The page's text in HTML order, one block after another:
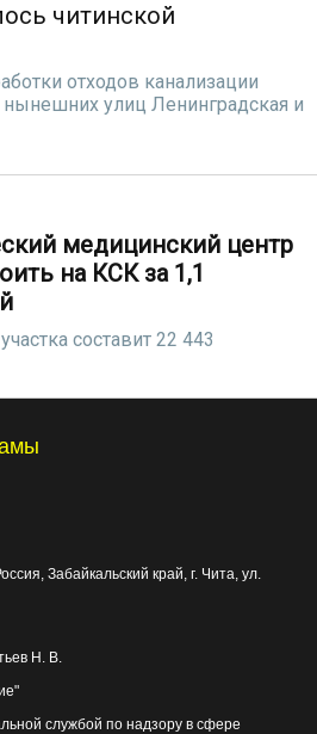
читинской
отходов канализации
нынешних улиц Ленинградская и
медицинский центр
на КСК за 1,1
составит 22 443
Забайкальский край, г. Чита, ул.
Н. В.
службой по надзору в сфере